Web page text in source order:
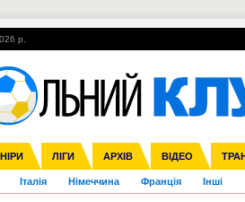
р.
ЛІГИ АРХІВ ВІДЕО
ліга Перша ліга Друга ліга Кубок
Ліга Європи Міжнародні Ліга націй
Італія Німеччина Франція Інші
Росія Кубок конфедерацій ЧЄ-
1-й тур ВІЙНА УПЛ-